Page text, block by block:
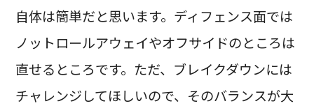
自体は簡単だと思います。ディフェンス面では
ノットロールアウェイやオフサイドのところは
直せるところです。ただ、ブレイクダウンには
チャレンジしてほしいので、そのバランスが大